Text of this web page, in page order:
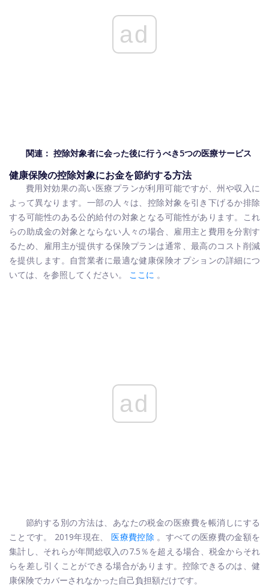
ad
関連： 控除対象者に会った後に行うべき5つの医療サービス
健康保険の控除対象にお金を節約する方法
費用対効果の高い医療プランが利用可能ですが、州や収入に
よって異なります。一部の人々は、控除対象を引き下げるか排除
する可能性のある公的給付の対象となる可能性があります。これ
らの助成金の対象とならない人々の場合、雇用主と費用を分割す
るため、雇用主が提供する保険プランは通常、最高のコスト削減
を提供します。自営業者に最適な健康保険オプションの詳細につ
いては、を参照してください。
ここに 。
ad
節約する別の方法は、あなたの税金の医療費を帳消しにする
ことです。 2019年現在、
医療費控除 。すべての医療費の金額を
集計し、それらが年間総収入の7.5％を超える場合、税金からそれ
らを差し引くことができる場合があります。控除できるのは、健
康保険でカバーされなかった自己負担額だけです。